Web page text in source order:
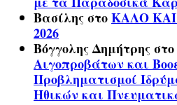
ΒασίληςστοΚΑΛΟ
2026
Βόγγολης Δημήτρηςστο
Αιγοπροβάτων και
Προβληματισμοί
Ηθικών και